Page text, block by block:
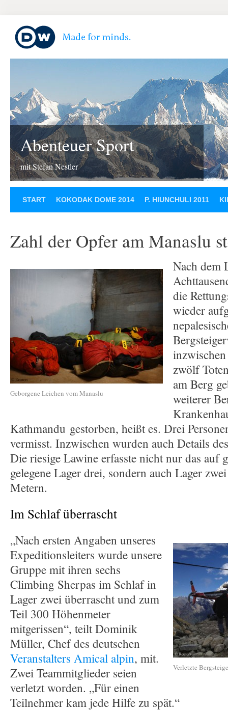
Abenteuer Sport
mit Stefan Nestler
START KOKODAK DOME 2014 P. HIUNCHULI 2011
Zahl der Opfer am Manaslu
Geborgene Leichen vom Manaslu
Nach dem
die
wieder
zwölf
am Berg
weiterer
Kathmandu gestorben, heißt es. Drei
vermisst. Inzwischen wurden auch Details
Die riesige Lawine erfasste nicht nur das auf
gelegene Lager drei, sondern auch Lager
Metern.
Im Schlaf überrascht
Verletzte
„Nach ersten Angaben unseres
Expeditionsleiters wurde unsere
Gruppe mit ihren sechs
Climbing Sherpas im Schlaf in
Lager zwei überrascht und zum
Teil 300 Höhenmeter
mitgerissen“, teilt Dominik
Müller, Chef des deutschen
Veranstalters Amical alpin, mit.
Zwei Teammitglieder seien
verletzt worden. „Für einen
Teilnehmer kam jede Hilfe zu spät.“